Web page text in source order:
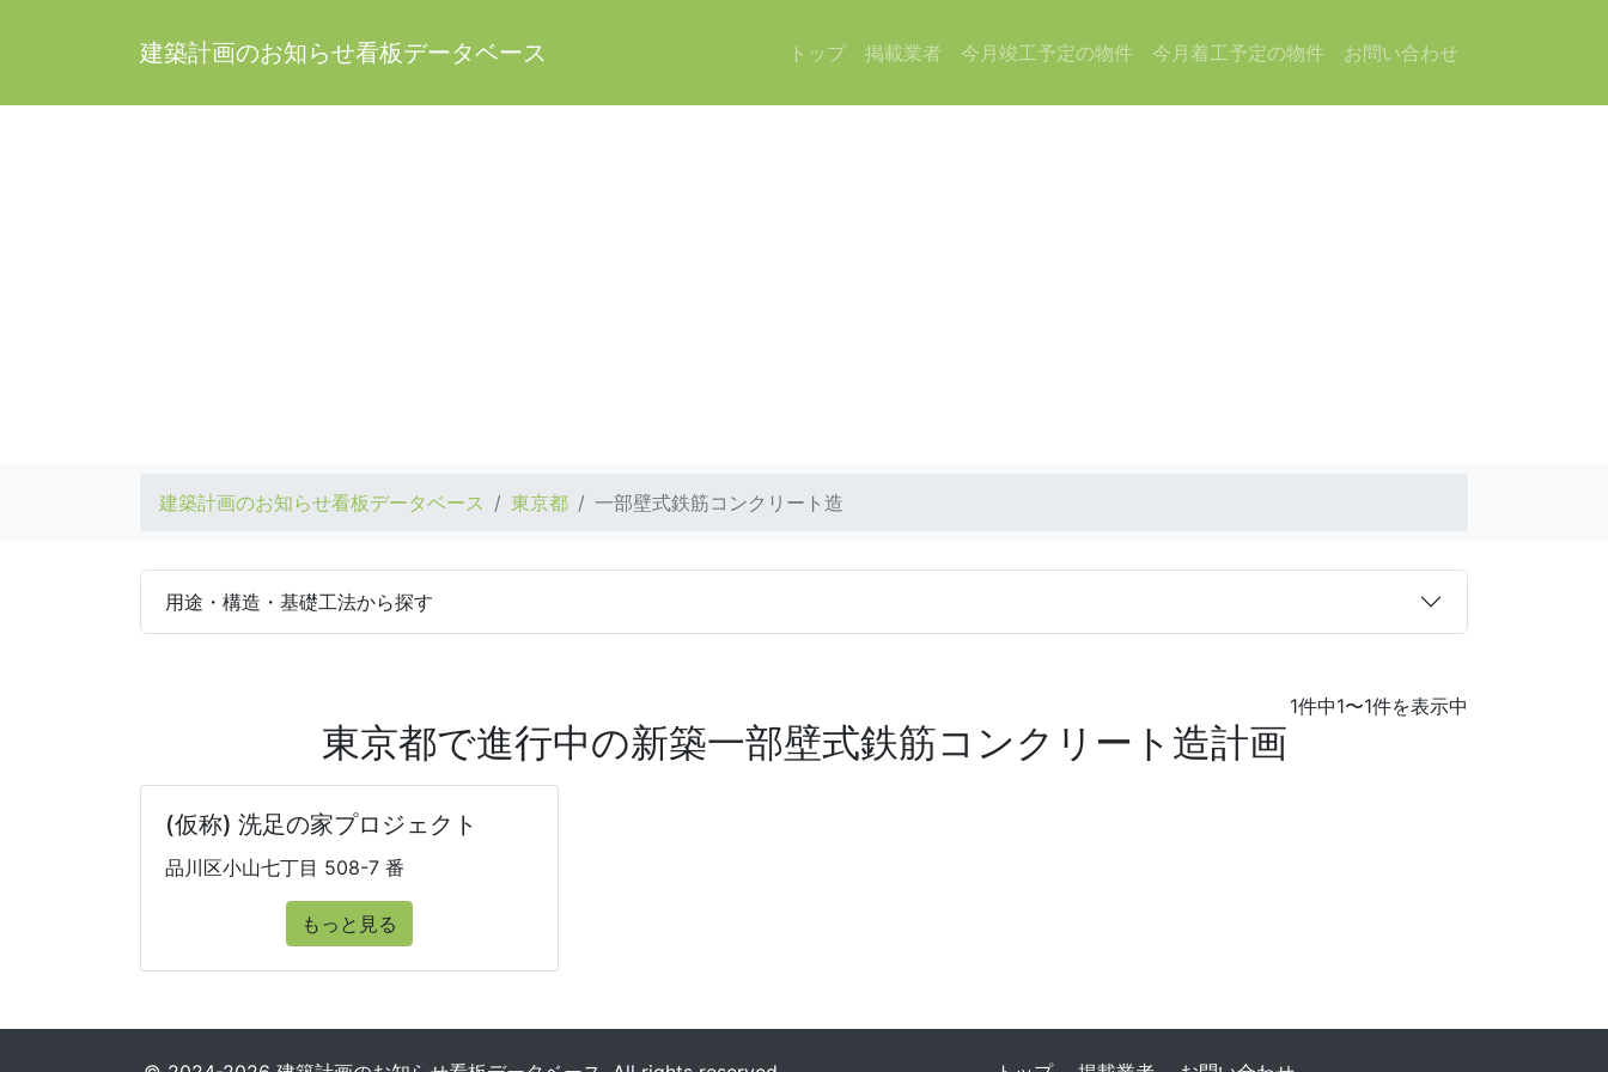
建築計画のお知らせ看板データベース トップ 掲載業者 今月竣工予定の物件 今月着工予定の物件 お問い合わせ
建築計画のお知らせ看板データベース 東京都 一部壁式鉄筋コンクリート造
用途・構造・基礎工法から探す
1件中1〜1件を表示中
東京都で進行中の新築一部壁式鉄筋コンクリート造計画
(仮称) 洗足の家プロジェクト
品川区小山七丁目 508-7 番
もっと見る